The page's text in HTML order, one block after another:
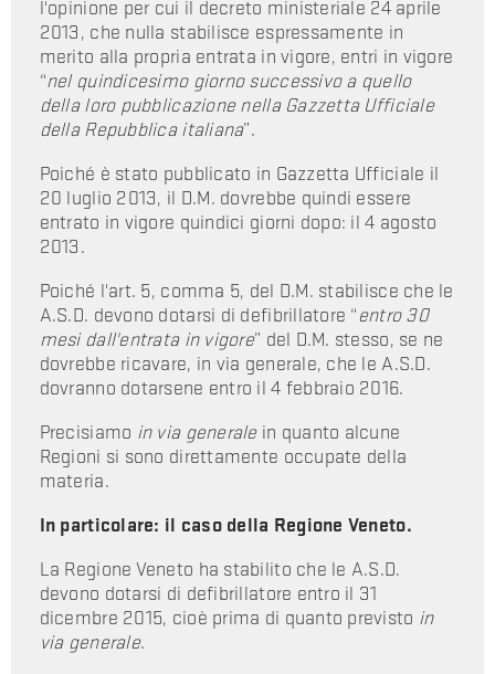
l'opinione per cui il decreto ministeriale 24 aprile
2013, che nulla stabilisce espressamente in
merito alla propria entrata in vigore, entri in vigore
“nel quindicesimo giorno successivo a quello
della loro pubblicazione nella Gazzetta Ufficiale
della Repubblica italiana”.
Poiché è stato pubblicato in Gazzetta Ufficiale il
20 luglio 2013, il D.M. dovrebbe quindi essere
entrato in vigore quindici giorni dopo: il 4 agosto
2013.
Poiché l'art. 5, comma 5, del D.M. stabilisce che le
A.S.D. devono dotarsi di defibrillatore “entro 30
mesi dall'entrata in vigore” del D.M. stesso, se ne
dovrebbe ricavare, in via generale, che le A.S.D.
dovranno dotarsene entro il 4 febbraio 2016.
Precisiamo in via generalein quanto alcune
Regioni si sono direttamente occupate della
materia.
In particolare: il caso della Regione Veneto.
La Regione Veneto ha stabilito che le A.S.D.
devono dotarsi di defibrillatore entro il 31
dicembre 2015, cioè prima di quanto previsto in
via generale.